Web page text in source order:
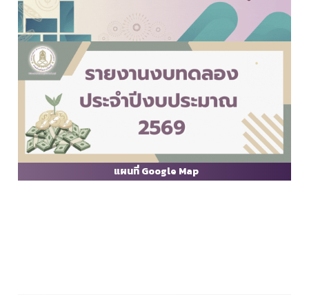
แผนที่ Google Map